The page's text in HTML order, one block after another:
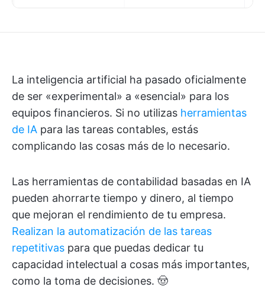
La inteligencia artificial ha pasado oficialmente
de ser «experimental» a «esencial» para los
equipos financieros. Si no utilizas herramientas
de IA para las tareas contables, estás
complicando las cosas más de lo necesario.
Las herramientas de contabilidad basadas en IA
pueden ahorrarte tiempo y dinero, al tiempo
que mejoran el rendimiento de tu empresa.
Realizan la automatización de las tareas
repetitivas para que puedas dedicar tu
capacidad intelectual a cosas más importantes,
como la toma de decisiones. 🤠